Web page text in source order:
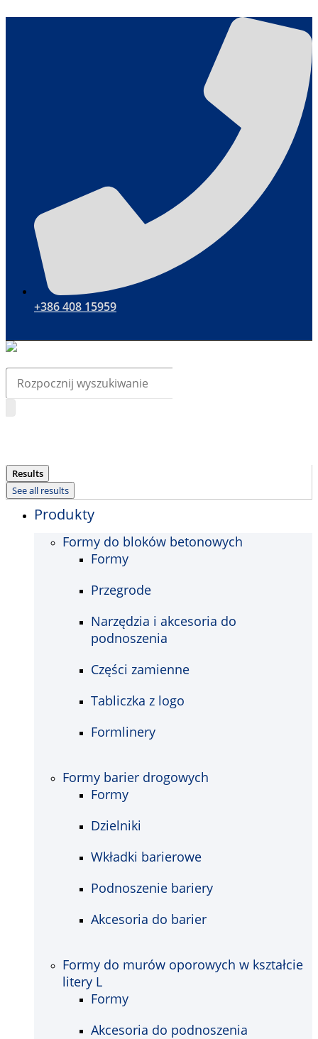
+386 408 15959
Search
Results
See all results
Produkty
Formy do bloków betonowych
Formy
Przegrode
Narzędzia i akcesoria do
podnoszenia
Części zamienne
Tabliczka z logo
Formlinery
Formy barier drogowych
Formy
Dzielniki
Wkładki barierowe
Podnoszenie bariery
Akcesoria do barier
Formy do murów oporowych w kształcie
litery L
Formy
Akcesoria do podnoszenia